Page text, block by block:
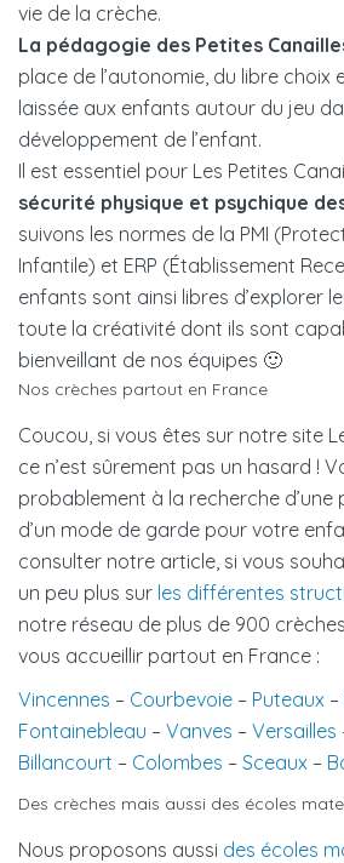
vie de la crèche.
La pédagogie des Petites
place de l’autonomie, du libre choix
laissée aux enfants autour du jeu
développement de l’enfant.
Il est essentiel pour Les Petites
sécurité physique et psychique
suivons les normes de la PMI
Infantile) et ERP (Établissement
enfants sont ainsi libres d’explorer
toute la créativité dont ils sont
bienveillant de nos équipes 🙂
Nos crèches partout en France
Coucou, si vous êtes sur notre site
ce n’est sûrement pas un hasard !
probablement à la recherche d’une
d’un mode de garde pour votre
consulter notre article, si vous
un peu plus sur les différentes
notre réseau de plus de 900
vous accueillir partout en France :
Vincennes – Courbevoie – Puteaux –
Fontainebleau – Vanves – Versailles
Billancourt – Colombes – Sceaux –
Des crèches mais aussi des écoles
Nous proposons aussi des écoles